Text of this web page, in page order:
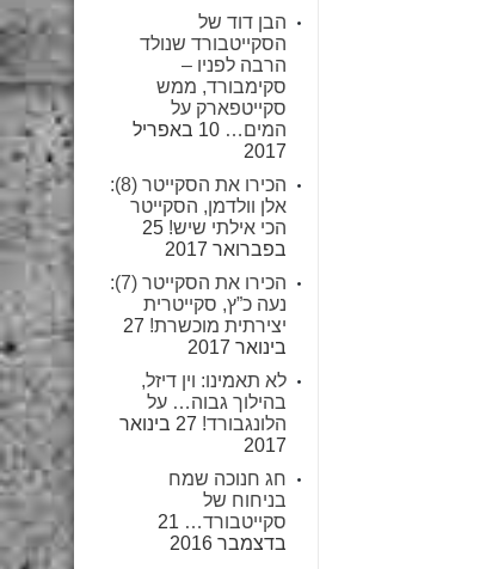
הבן דוד של
הסקייטבורד שנולד
הרבה לפניו –
סקימבורד, ממש
סקייטפארק על
המים…
10 באפריל
2017
הכירו את הסקייטר (8):
אלן וולדמן, הסקייטר
הכי אילתי שיש! 25
בפברואר 2017
הכירו את הסקייטר (7):
נעה כ”ץ, סקייטרית
יצירתית מוכשרת! 27
בינואר 2017
לא תאמינו: וין דיזל,
בהילוך גבוה… על
הלונגבורד!
27 בינואר
2017
חג חנוכה שמח
בניחוח של
סקייטבורד… 21
בדצמבר 2016